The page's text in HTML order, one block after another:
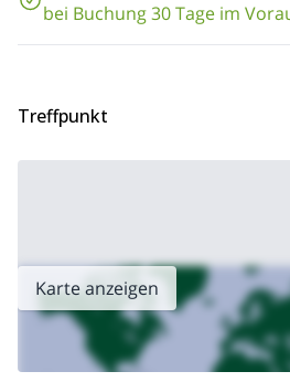
bei Buchung 30 Tage im
Treffpunkt
Karte anzeigen